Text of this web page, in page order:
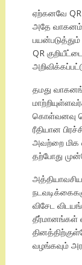
ஏற்கனவே QR
அதே
பயன்படுத்தும்
QR
தமது
கொள்வனவு
ரீதியான
அவற்றை மிக
தற்போது
விசேட
தீர்மானங்கள்
வழங்கவும்